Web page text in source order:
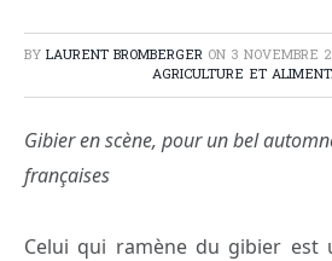
BY LAURENT BROMBERGER ON 3 NOVEMBRE
AGRICULTURE ET
Gibier en scène, pour un bel
françaises
Celui qui ramène du gibier est